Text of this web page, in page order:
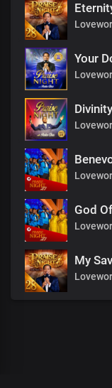
Your
Divinity
God
My